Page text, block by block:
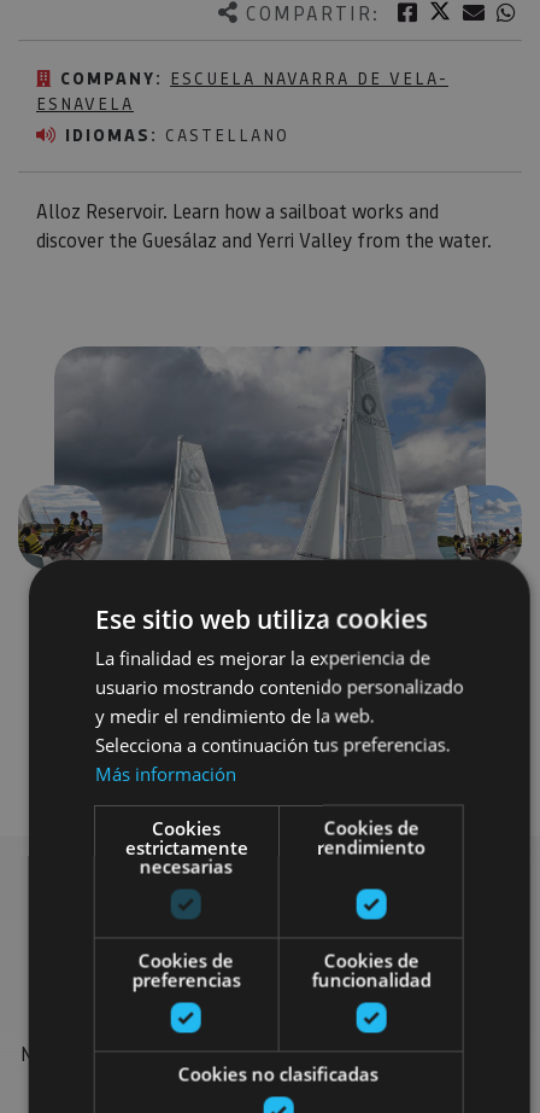
COMPARTIR: Facebook
Twitter
COMPANY:
ESCUELA NAVARRA DE VELA-
ESNAVELA
IDIOMAS: CASTELLANO
Alloz Reservoir. Learn how a sailboat works and
discover the Guesálaz and Yerri Valley from the water.
Previous Next
Find more plans
Find more plans and suggestions to round off your trip in
Navarre: organised activities, tours and the most important
events in the calendar.
Ese sitio web utiliza cookies
La finalidad es mejorar la experiencia de
usuario mostrando contenido personalizado
y medir el rendimiento de la web.
Selecciona a continuación tus preferencias.
Más información
Cookies
estrictamente
necesarias
Cookies de
rendimiento
Cookies de
preferencias
Cookies de
funcionalidad
Cookies no clasificadas